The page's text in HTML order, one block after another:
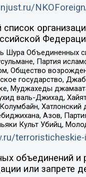
Объединенных
Партия
Общество
государство,
Муджахеды
валь-Джихад,
Азов,
Культ Убийц,
объединений и
или запрете